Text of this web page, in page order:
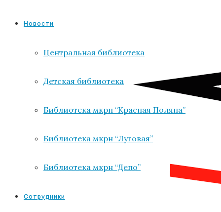
Новости
Центральная библиотека
Детская библиотека
Библиотека мкрн “Красная Поляна”
Библиотека мкрн “Луговая”
Библиотека мкрн “Депо”
Сотрудники